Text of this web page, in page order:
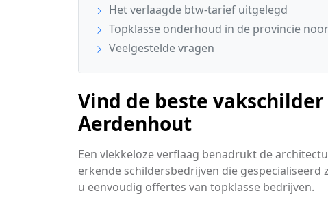
Het verlaagde btw-tarief uitgelegd
Topklasse onderhoud in de provincie
Veelgestelde vragen
Vind de beste
Aerdenhout
Een vlekkeloze verflaag benadrukt de
erkende schildersbedrijven die
u eenvoudig offertes van topklasse bedrijven.